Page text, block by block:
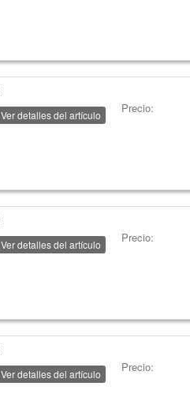
Ver detalles del artículo Precio:
Ver detalles del artículo Precio:
Ver detalles del artículo Precio: